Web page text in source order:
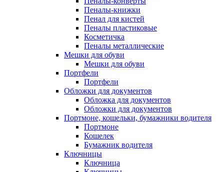
Пеналы-книжки
Пенал для кистей
Пеналы пластиковые
Косметичка
Пеналы металлические
Мешки для обуви
Мешки для обуви
Портфели
Портфели
Обложки для документов
Обложка для документов
Обложки для документов
Портмоне, кошельки, бумажники водителя
Портмоне
Кошелек
Бумажник водителя
Ключницы
Ключница